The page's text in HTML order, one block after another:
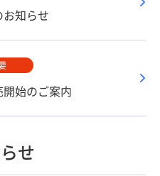
お知らせ
始のご案内
せ